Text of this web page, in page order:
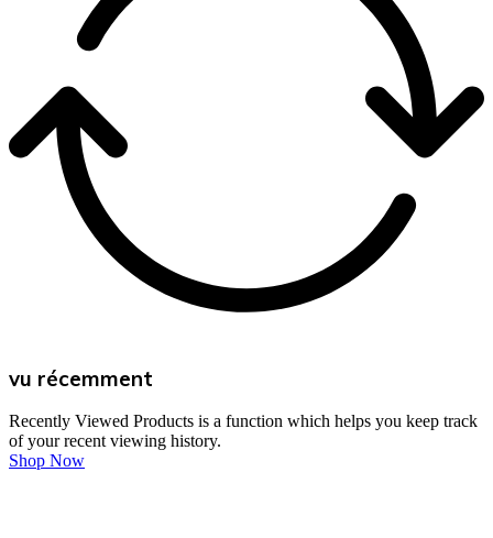
vu récemment
Recently Viewed Products is a function which helps you keep track
of your recent viewing history.
Shop Now